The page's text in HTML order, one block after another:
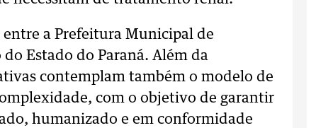
a Prefeitura Municipal de
Estado do Paraná. Além da
contemplam também o modelo de
com o objetivo de garantir
humanizado e em conformidade